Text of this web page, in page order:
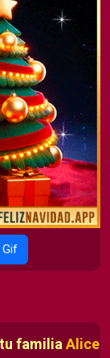
familia Alice